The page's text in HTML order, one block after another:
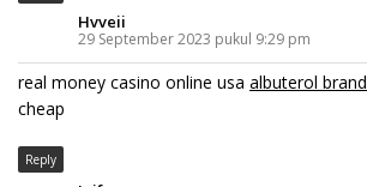
Hvveii
29 September 2023 pukul 9:29 pm
real money casino online usa albuterol brand
cheap
Reply